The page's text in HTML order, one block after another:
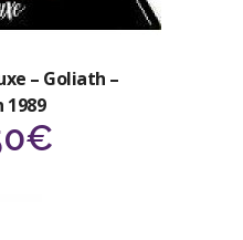
– Goliath –
1989
€